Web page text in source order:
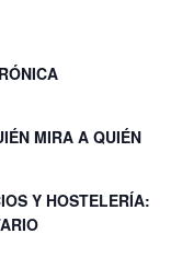
MIRA A QUIÉN
Y HOSTELERÍA: